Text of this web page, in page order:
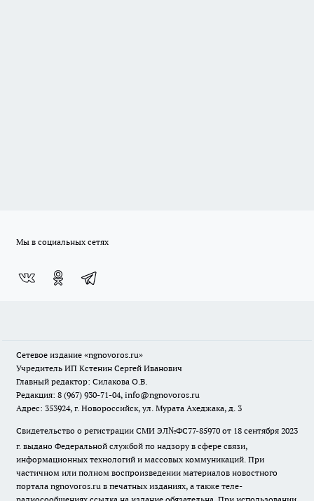
Мы в социальных сетях
Сетевое издание «ngnovoros.ru»
Учредитель ИП Кстенин Сергей Иванович
Главный редактор: Силакова О.В.
Редакция: 8 (967) 930-71-04, info@ngnovoros.ru
Адрес: 353924, г. Новороссийск, ул. Мурата Ахеджака, д. 3
Свидетельство о регистрации СМИ ЭЛ№ФС77-85970 от 18 сентября 2023
г. выдано Федеральной службой по надзору в сфере связи,
информационных технологий и массовых коммуникаций. При
частичном или полном воспроизведении материалов новостного
портала ngnovoros.ru в печатных изданиях, а также теле-